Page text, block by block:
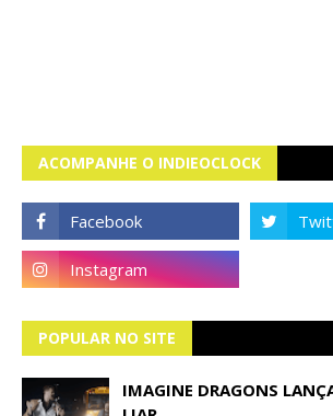
ACOMPANHE O INDIEOCLOCK
POPULAR NO SITE
IMAGINE DRAGONS